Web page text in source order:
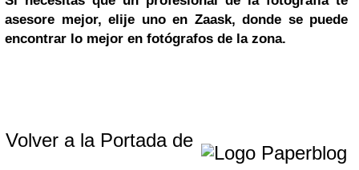
asesore mejor, elije uno en Zaask, donde se puede
encontrar lo mejor en fotógrafos de la zona.
Volver a la Portada de